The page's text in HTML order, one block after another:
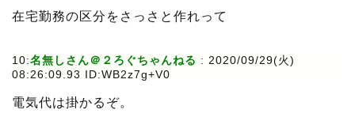
在宅勤務の区分をさっさと作れって
10:名無しさん＠２ろぐちゃんねる : 2020/09/29(火)
08:26:09.93 ID:WB2z7g+V0
電気代は掛かるぞ。